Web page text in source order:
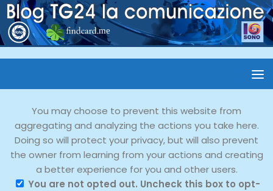
You may choose to prevent this website from
aggregating and analyzing the actions you take here.
Doing so will protect your privacy, but will also prevent
the owner from learning from your actions and creating
a better experience for you and other users.
You are not opted out. Uncheck this box to opt-